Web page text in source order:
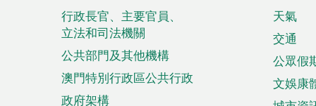
菜
單
行政長官、主要官員、
立法和司法機關
公共部門及其他機構
澳門特別行政區公共行政
政府架構
天氣
交通
公眾假
文娛康